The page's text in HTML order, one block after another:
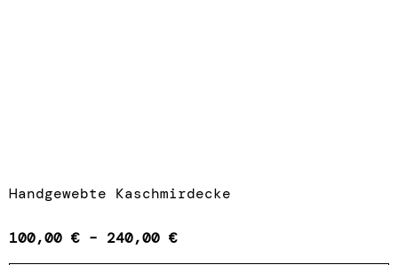
Handgewebte Kaschmirdecke
100,00 € – 240,00 €